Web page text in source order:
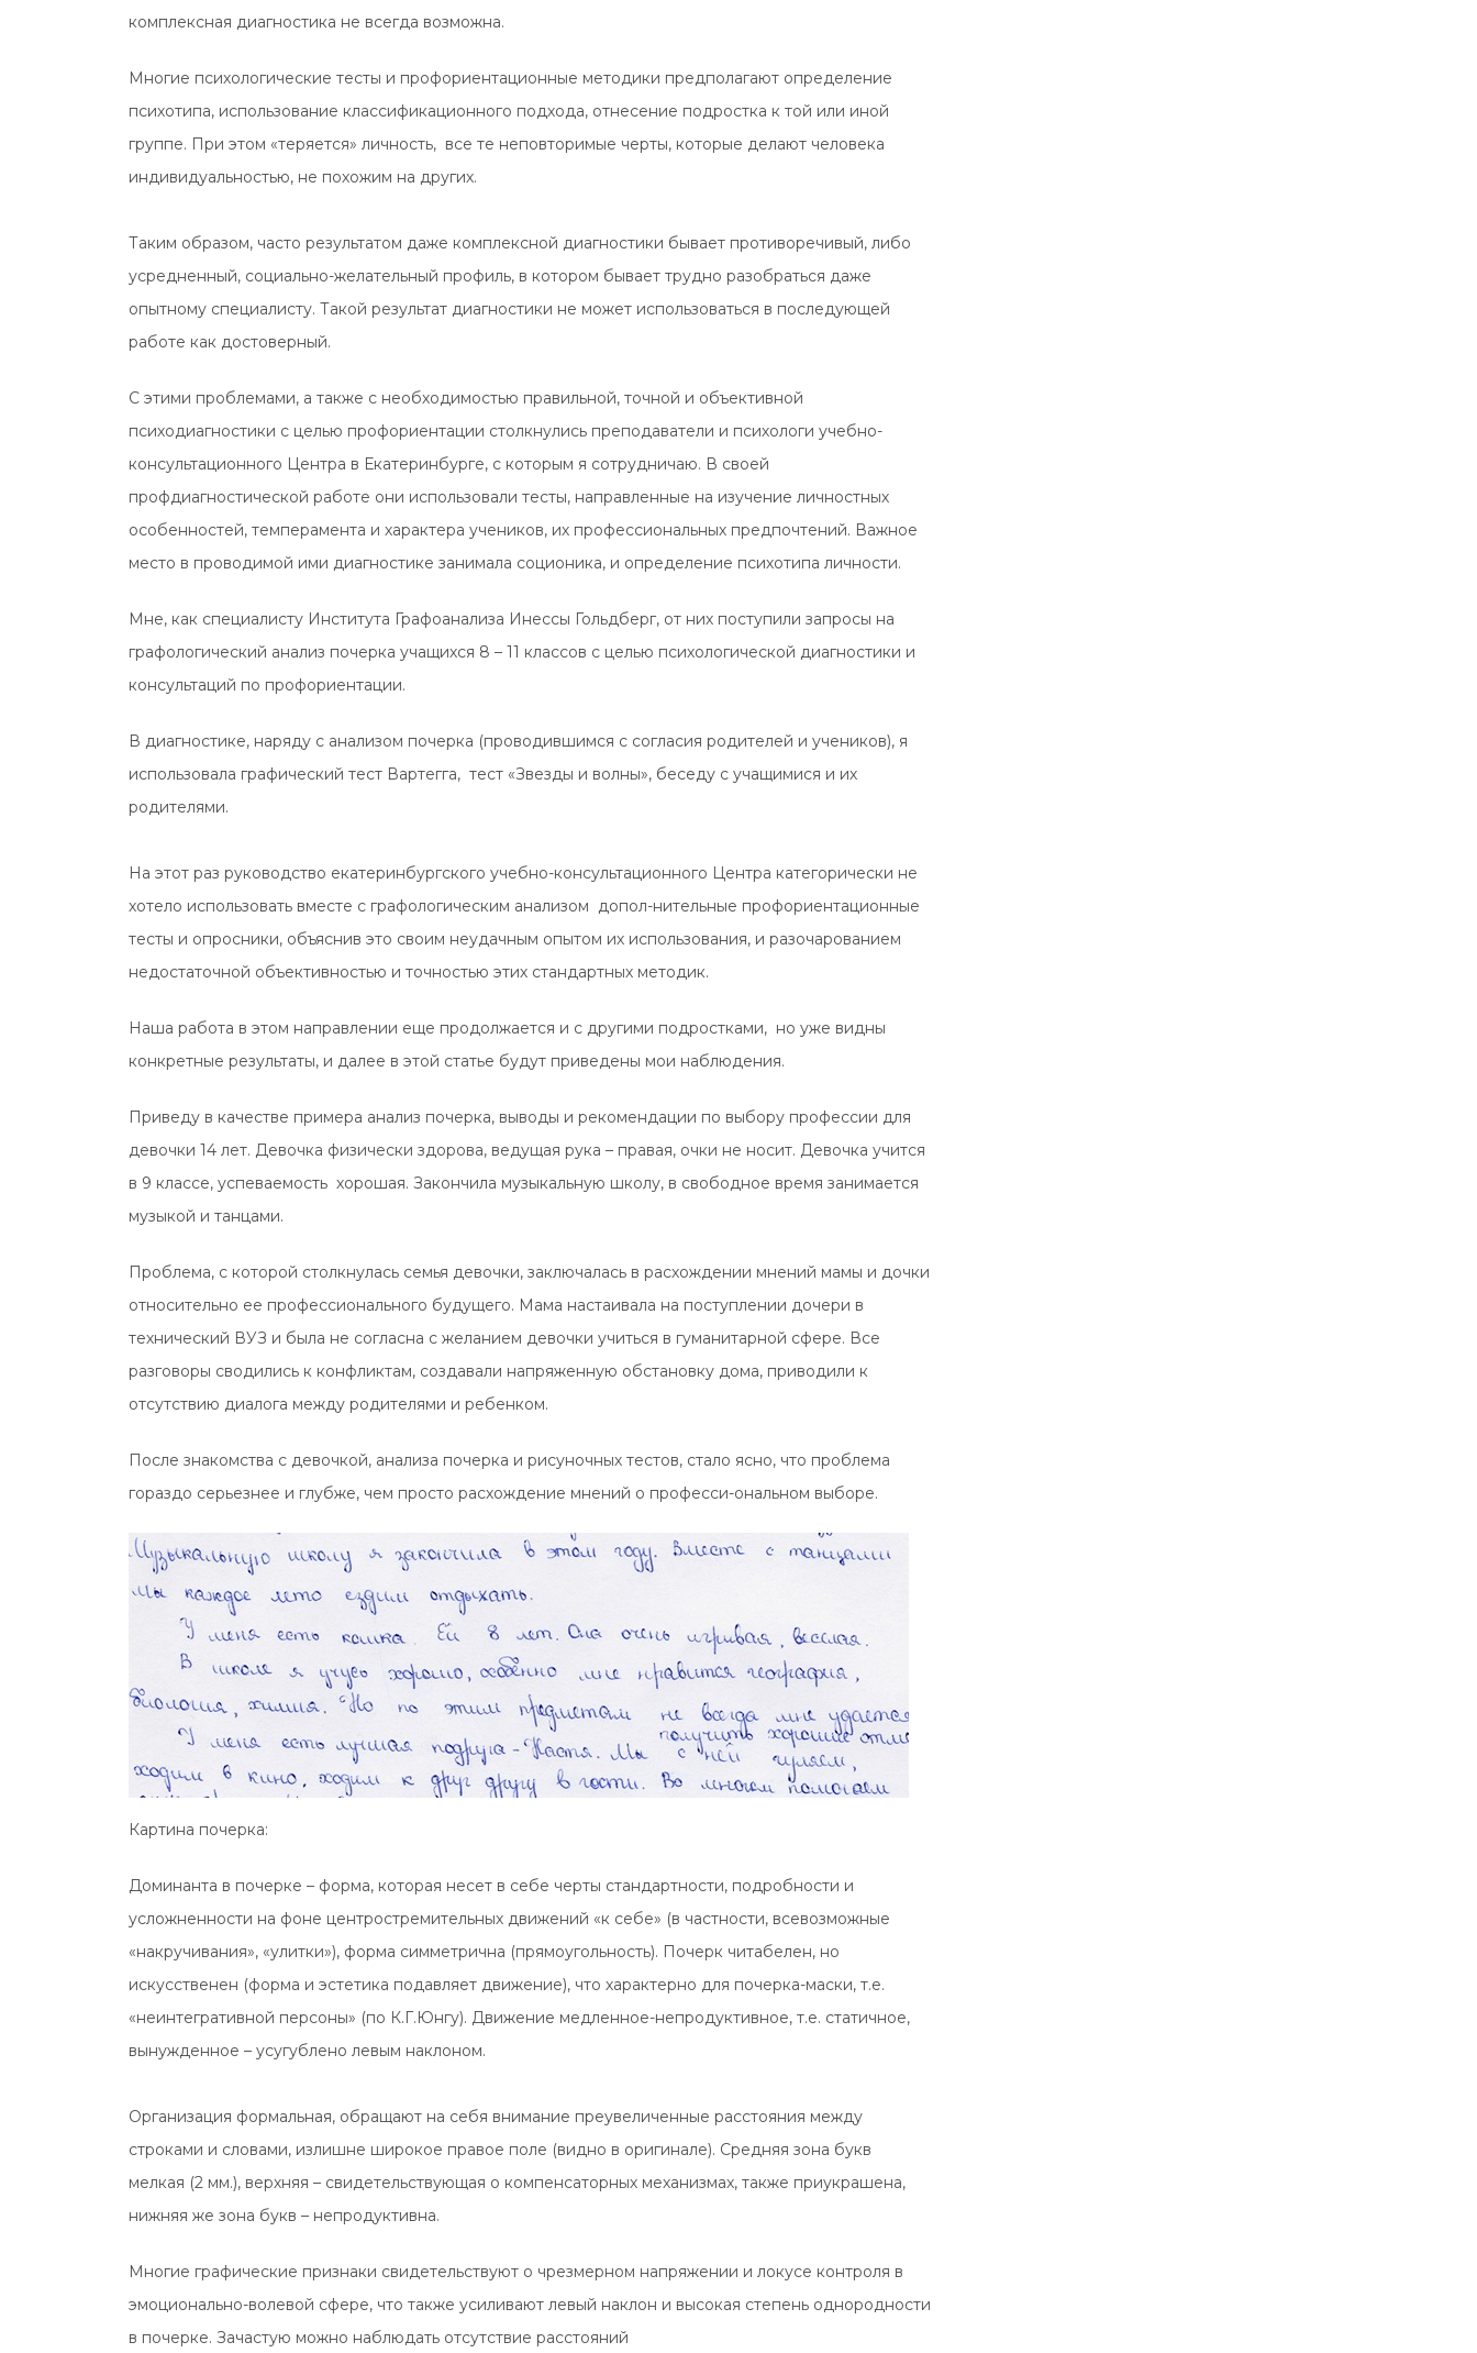
комплексная диагностика не всегда возможна.
Многие психологические тесты и профориентационные методики предполагают определение
психотипа, использование классификационного подхода, отнесение подростка к той или иной
группе. При этом «теряется» личность, все те неповторимые черты, которые делают человека
индивидуальностью, не похожим на других.
Таким образом, часто результатом даже комплексной диагностики бывает противоречивый, либо
усредненный, социально-желательный профиль, в котором бывает трудно разобраться даже
опытному специалисту. Такой результат диагностики не может использоваться в последующей
работе как достоверный.
С этими проблемами, а также с необходимостью правильной, точной и объективной
психодиагностики с целью профориентации столкнулись преподаватели и психологи учебно-
консультационного Центра в Екатеринбурге, с которым я сотрудничаю. В своей
профдиагностической работе они использовали тесты, направленные на изучение личностных
особенностей, темперамента и характера учеников, их профессиональных предпочтений. Важное
место в проводимой ими диагностике занимала соционика, и определение психотипа личности.
Мне, как специалисту Института Графоанализа Инессы Гольдберг, от них поступили запросы на
графологический анализ почерка учащихся 8 – 11 классов с целью психологической диагностики и
консультаций по профориентации.
В диагностике, наряду с анализом почерка (проводившимся с согласия родителей и учеников), я
использовала графический тест Вартегга, тест «Звезды и волны», беседу с учащимися и их
родителями.
На этот раз руководство екатеринбургского учебно-консультационного Центра категорически не
хотело использовать вместе с графологическим анализом допол-нительные профориентационные
тесты и опросники, объяснив это своим неудачным опытом их использования, и разочарованием
недостаточной объективностью и точностью этих стандартных методик.
Наша работа в этом направлении еще продолжается и с другими подростками, но уже видны
конкретные результаты, и далее в этой статье будут приведены мои наблюдения.
Приведу в качестве примера анализ почерка, выводы и рекомендации по выбору профессии для
девочки 14 лет. Девочка физически здорова, ведущая рука – правая, очки не носит. Девочка учится
в 9 классе, успеваемость хорошая. Закончила музыкальную школу, в свободное время занимается
музыкой и танцами.
Проблема, с которой столкнулась семья девочки, заключалась в расхождении мнений мамы и дочки
относительно ее профессионального будущего. Мама настаивала на поступлении дочери в
технический ВУЗ и была не согласна с желанием девочки учиться в гуманитарной сфере. Все
разговоры сводились к конфликтам, создавали напряженную обстановку дома, приводили к
отсутствию диалога между родителями и ребенком.
После знакомства с девочкой, анализа почерка и рисуночных тестов, стало ясно, что проблема
гораздо серьезнее и глубже, чем просто расхождение мнений о професси-ональном выборе.
Картина почерка:
Доминанта в почерке – форма, которая несет в себе черты стандартности, подробности и
усложненности на фоне центростремительных движений «к себе» (в частности, всевозможные
«накручивания», «улитки»), форма симметрична (прямоугольность). Почерк читабелен, но
искусственен (форма и эстетика подавляет движение), что характерно для почерка-маски, т.е.
«неинтегративной персоны» (по К.Г.Юнгу). Движение медленное-непродуктивное, т.е. статичное,
вынужденное – усугублено левым наклоном.
Организация формальная, обращают на себя внимание преувеличенные расстояния между
строками и словами, излишне широкое правое поле (видно в оригинале). Средняя зона букв
мелкая (2 мм.), верхняя – свидетельствующая о компенсаторных механизмах, также приукрашена,
нижняя же зона букв – непродуктивна.
Многие графические признаки свидетельствуют о чрезмерном напряжении и локусе контроля в
эмоционально-волевой сфере, что также усиливают левый наклон и высокая степень однородности
в почерке. Зачастую можно наблюдать отсутствие расстояний